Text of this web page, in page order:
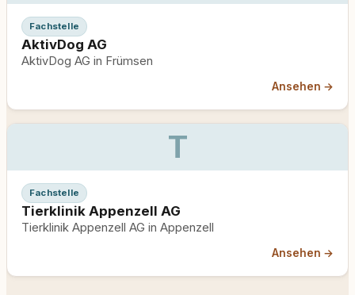
Fachstelle
AktivDog AG
AktivDog AG in Frümsen
Ansehen →
T
Fachstelle
Tierklinik Appenzell AG
Tierklinik Appenzell AG in Appenzell
Ansehen →